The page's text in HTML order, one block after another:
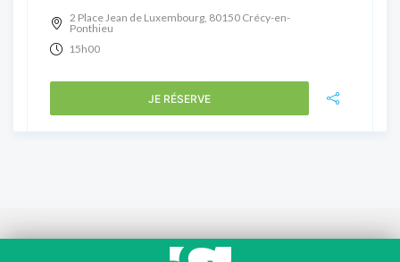
2 Place Jean de Luxembourg, 80150 Crécy-en-
Ponthieu
15h00
JE RÉSERVE